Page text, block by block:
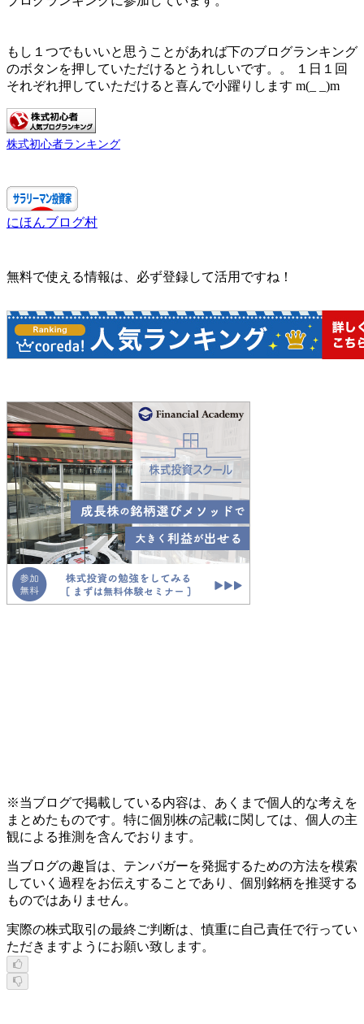
もし１つでもいいと思うことがあれば下のブログランキング
のボタンを押していただけるとうれしいです。。 １日１回
それぞれ押していただけると喜んで小躍りします m(_ _)m
株式初心者ランキング
にほんブログ村
無料で使える情報は、必ず登録して活用ですね！
※当ブログで掲載している内容は、あくまで個人的な考えを
まとめたものです。特に個別株の記載に関しては、個人の主
観による推測を含んでおります。
当ブログの趣旨は、テンバガーを発掘するための方法を模索
していく過程をお伝えすることであり、個別銘柄を推奨する
ものではありません。
実際の株式取引の最終ご判断は、慎重に自己責任で行ってい
ただきますようにお願い致します。